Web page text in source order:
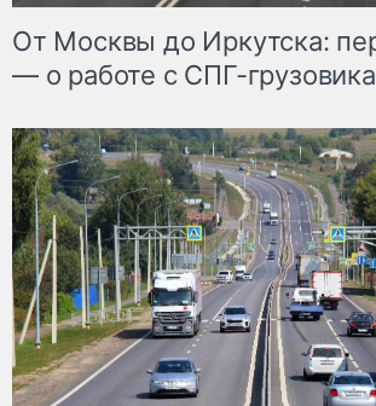
От Москвы до Иркутска:
— о работе с СПГ-